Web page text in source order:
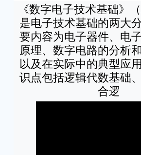
《数字电子技术基础》
是电子技术基础的两大
要内容为电子器件、电
原理、数字电路的分析
以及在实际中的典型应
识点包括逻辑代数基础
合逻